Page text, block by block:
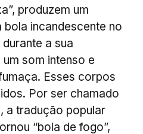
produzem um
incandescente no
a sua
som intenso e
Esses corpos
Por ser chamado
a tradução popular
“bola de fogo”,